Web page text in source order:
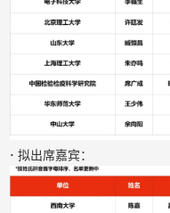
·拟出席嘉宾：